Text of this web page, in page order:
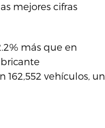
mejores cifras
más que en
162,552 vehículos, un